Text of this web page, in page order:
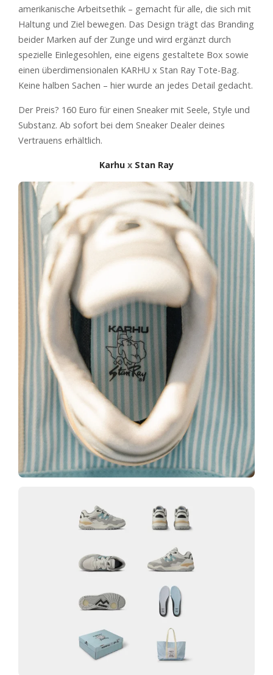
amerikanische Arbeitsethik – gemacht für alle, die sich mit
Haltung und Ziel bewegen. Das Design trägt das Branding
beider Marken auf der Zunge und wird ergänzt durch
spezielle Einlegesohlen, eine eigens gestaltete Box sowie
einen überdimensionalen KARHU x Stan Ray Tote-Bag.
Keine halben Sachen – hier wurde an jedes Detail gedacht.
Der Preis? 160 Euro für einen Sneaker mit Seele, Style und
Substanz. Ab sofort bei dem Sneaker Dealer deines
Vertrauens erhältlich.
Karhu x Stan Ray